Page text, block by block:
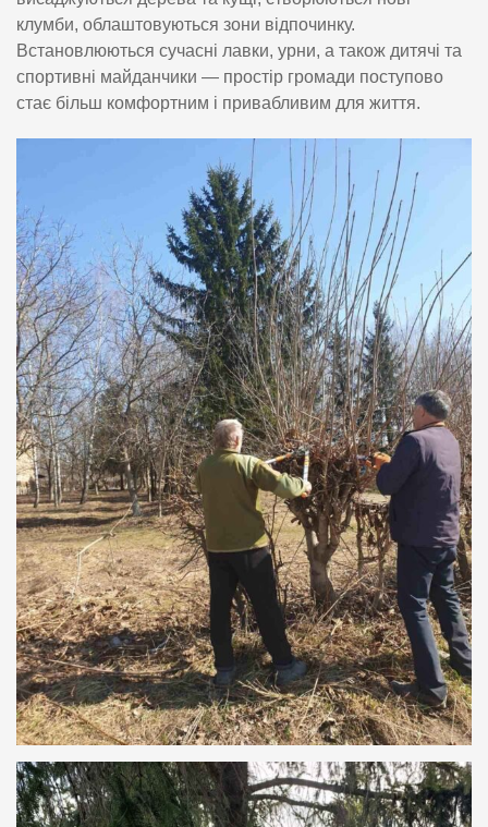
клумби, облаштовуються зони відпочинку.
Встановлюються сучасні лавки, урни, а також дитячі та
спортивні майданчики — простір громади поступово
стає більш комфортним і привабливим для життя.